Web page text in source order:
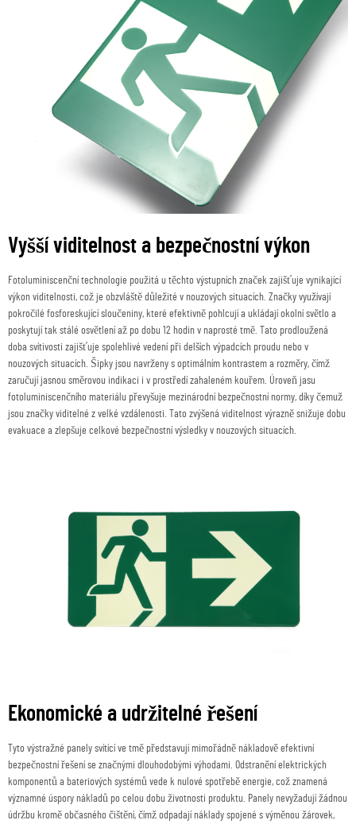
Vyšší viditelnost a bezpečnostní výkon
Fotoluminiscenční technologie použitá u těchto výstupních značek zajišťuje vynikající
výkon viditelnosti, což je obzvláště důležité v nouzových situacích. Značky využívají
pokročilé fosforeskující sloučeniny, které efektivně pohlcují a ukládají okolní světlo a
poskytují tak stálé osvětlení až po dobu 12 hodin v naprosté tmě. Tato prodloužená
doba svítivosti zajišťuje spolehlivé vedení při delších výpadcích proudu nebo v
nouzových situacích. Šipky jsou navrženy s optimálním kontrastem a rozměry, čímž
zaručují jasnou směrovou indikaci i v prostředí zahaleném kouřem. Úroveň jasu
fotoluminiscenčního materiálu převyšuje mezinárodní bezpečnostní normy, díky čemuž
jsou značky viditelné z velké vzdálenosti. Tato zvýšená viditelnost výrazně snižuje dobu
evakuace a zlepšuje celkové bezpečnostní výsledky v nouzových situacích.
Ekonomické a udržitelné řešení
Tyto výstražné panely svítící ve tmě představují mimořádně nákladově efektivní
bezpečnostní řešení se značnými dlouhodobými výhodami. Odstranění elektrických
komponentů a bateriových systémů vede k nulové spotřebě energie, což znamená
významné úspory nákladů po celou dobu životnosti produktu. Panely nevyžadují žádnou
údržbu kromě občasného čištění, čímž odpadají náklady spojené s výměnou žárovek,